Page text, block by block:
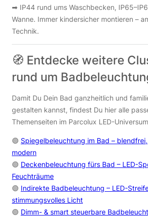
➡ IP44 rund ums Waschbecken,
Wanne. Immer kindersicher montieren –
Technik.
🧭 Entdecke weitere
rund um
Damit Du Dein Bad ganzheitlich und
gestalten kannst, findest Du hier alle
Themenseiten im Parcolux LED-
🟢 Spiegelbeleuchtung im Bad –
modern
🟢 Deckenbeleuchtung fürs Bad – LED-
Feuchträume
🟢 Indirekte Badbeleuchtung – LED-
stimmungsvolles Licht
🟢 Dimm- & smart steuerbare